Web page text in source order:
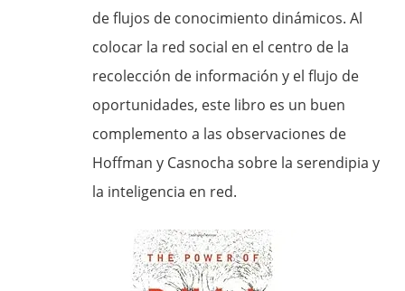
de flujos de conocimiento dinámicos. Al
colocar la red social en el centro de la
recolección de información y el flujo de
oportunidades, este libro es un buen
complemento a las observaciones de
Hoffman y Casnocha sobre la serendipia y
la inteligencia en red.